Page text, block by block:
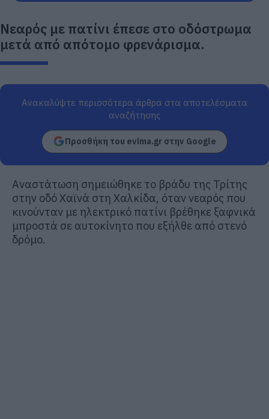
Νεαρός με πατίνι έπεσε στο οδόστρωμα
μετά από απότομο φρενάρισμα.
Ανακαλύψτε περισσότερα άρθρα στα αποτελέσματα
αναζήτησης
Προσθήκη του evima.gr στην Google
Αναστάτωση σημειώθηκε το βράδυ της Τρίτης
στην οδό Χαϊνά στη Χαλκίδα, όταν νεαρός που
κινούνταν με ηλεκτρικό πατίνι βρέθηκε ξαφνικά
μπροστά σε αυτοκίνητο που εξήλθε από στενό
δρόμο.